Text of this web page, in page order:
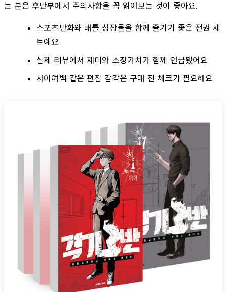
는 분은 후반부에서 주의사항을 꼭 읽어보는 것이 좋아요.
스포츠만화와 배틀 성장물을 함께 즐기기 좋은 전권 세
트예요
실제 리뷰에서 재미와 소장가치가 함께 언급됐어요
사이여백 같은 편집 감각은 구매 전 체크가 필요해요